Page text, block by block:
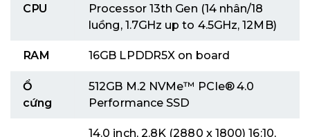
CPU Processor 13th Gen (14 nhân/18
luồng, 1.7GHz up to 4.5GHz, 12MB)
RAM 16GB LPDDR5X on board
Ổ
cứng
512GB M.2 NVMe™ PCIe® 4.0
Performance SSD
14.0 inch, 2.8K (2880 x 1800) 16:10,